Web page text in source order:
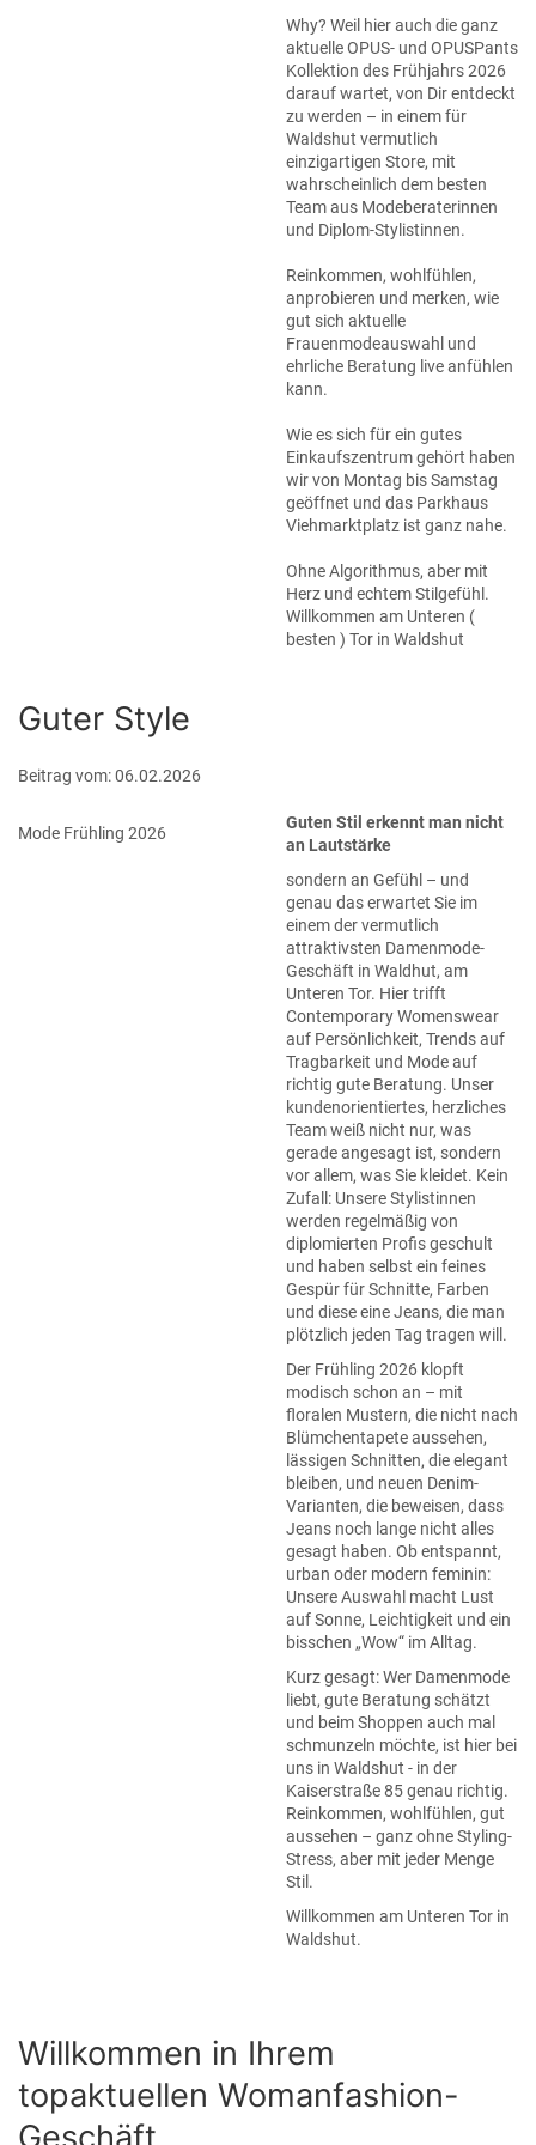
Why? Weil hier auch die ganz
aktuelle OPUS- und OPUSPants
Kollektion des Frühjahrs 2026
darauf wartet, von Dir entdeckt
zu werden – in einem für
Waldshut vermutlich
einzigartigen Store, mit
wahrscheinlich dem besten
Team aus Modeberaterinnen
und Diplom-Stylistinnen.
Reinkommen, wohlfühlen,
anprobieren und merken, wie
gut sich aktuelle
Frauenmodeauswahl und
ehrliche Beratung live anfühlen
kann.
Wie es sich für ein gutes
Einkaufszentrum gehört haben
wir von Montag bis Samstag
geöffnet und das Parkhaus
Viehmarktplatz ist ganz nahe.
Ohne Algorithmus, aber mit
Herz und echtem Stilgefühl.
Willkommen am Unteren (
besten ) Tor in Waldshut
Guter Style
Beitrag vom: 06.02.2026
Mode Frühling 2026
Guten Stil erkennt man nicht
an Lautstärke
sondern an Gefühl – und
genau das erwartet Sie im
einem der vermutlich
attraktivsten Damenmode-
Geschäft in Waldhut, am
Unteren Tor. Hier trifft
Contemporary Womenswear
auf Persönlichkeit, Trends auf
Tragbarkeit und Mode auf
richtig gute Beratung. Unser
kundenorientiertes, herzliches
Team weiß nicht nur, was
gerade angesagt ist, sondern
vor allem, was Sie kleidet. Kein
Zufall: Unsere Stylistinnen
werden regelmäßig von
diplomierten Profis geschult
und haben selbst ein feines
Gespür für Schnitte, Farben
und diese eine Jeans, die man
plötzlich jeden Tag tragen will.
Der Frühling 2026 klopft
modisch schon an – mit
floralen Mustern, die nicht nach
Blümchentapete aussehen,
lässigen Schnitten, die elegant
bleiben, und neuen Denim-
Varianten, die beweisen, dass
Jeans noch lange nicht alles
gesagt haben. Ob entspannt,
urban oder modern feminin:
Unsere Auswahl macht Lust
auf Sonne, Leichtigkeit und ein
bisschen „Wow“ im Alltag.
Kurz gesagt: Wer Damenmode
liebt, gute Beratung schätzt
und beim Shoppen auch mal
schmunzeln möchte, ist hier bei
uns in Waldshut - in der
Kaiserstraße 85 genau richtig.
Reinkommen, wohlfühlen, gut
aussehen – ganz ohne Styling-
Stress, aber mit jeder Menge
Stil.
Willkommen am Unteren Tor in
Waldshut.
Willkommen in Ihrem
topaktuellen Womanfashion-
Geschäft